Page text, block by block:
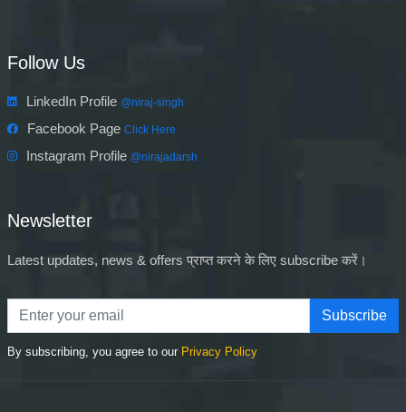
Follow Us
LinkedIn Profile @niraj-singh
Facebook Page Click Here
Instagram Profile @nirajadarsh
Newsletter
Latest updates, news & offers प्राप्त करने के लिए subscribe करें।
Subscribe
By subscribing, you agree to our Privacy Policy